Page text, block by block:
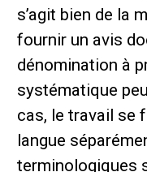
s’agit bien de la
fournir un avis
dénomination à
systématique
cas, le travail se
langue
terminologiques